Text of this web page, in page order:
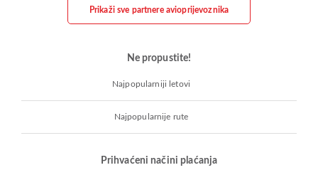
Prikaži sve partnere avioprijevoznika
Ne propustite!
Najpopularniji letovi
Najpopularnije rute
Prihvaćeni načini plaćanja